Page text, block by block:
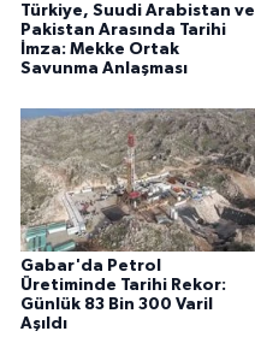
Türkiye, Suudi Arabistan ve
Pakistan Arasında Tarihi
İmza: Mekke Ortak
Savunma Anlaşması
Gabar'da Petrol
Üretiminde Tarihi Rekor:
Günlük 83 Bin 300 Varil
Aşıldı